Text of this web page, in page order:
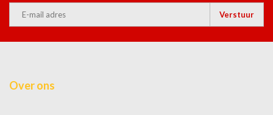
Verstuur
Over ons